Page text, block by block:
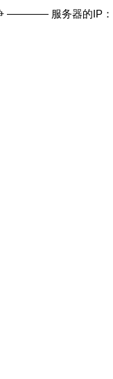
服务器的IP